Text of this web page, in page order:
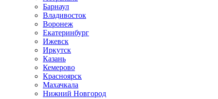
Барнаул
Владивосток
Воронеж
Екатеринбург
Ижевск
Иркутск
Казань
Кемерово
Красноярск
Махачкала
Нижний Новгород